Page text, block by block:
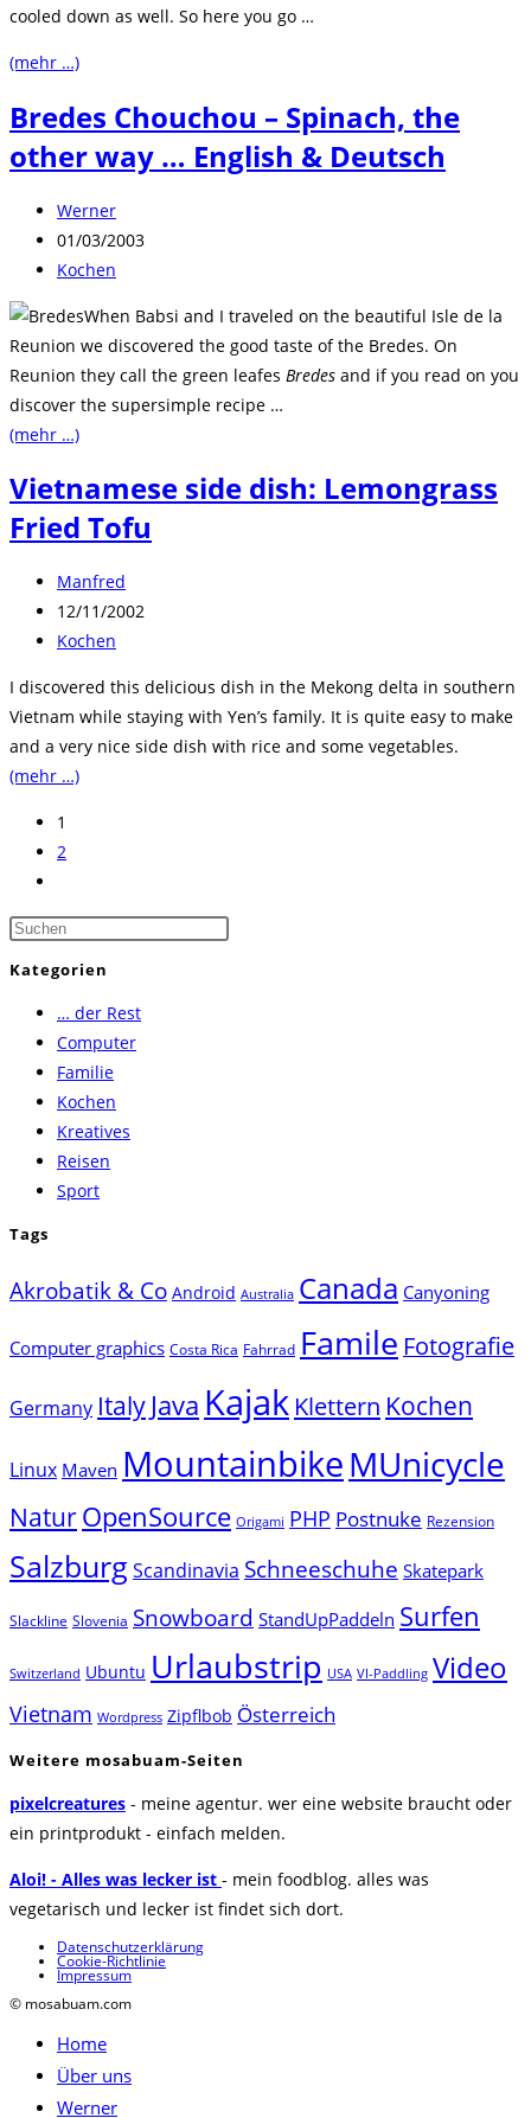
cooled down as well. So here you go …
(mehr …)
Bredes Chouchou – Spinach, the
other way … English & Deutsch
Beitrags-
Autor:
Werner
Beitrag
veröffentlicht:
01/03/2003
Beitrags-
Kochen
When Babsi and I traveled on the beautiful Isle de la
Reunion we discovered the good taste of the Bredes. On
Reunion they call the green leafes Bredes and if you read on you
discover the supersimple recipe …
(mehr …)
Vietnamese side dish: Lemongrass
Fried Tofu
Beitrags-
Autor:
Manfred
Beitrag
veröffentlicht:
12/11/2002
Beitrags-
Kochen
I discovered this delicious dish in the Mekong delta in southern
Vietnam while staying with Yen’s family. It is quite easy to make
and a very nice side dish with rice and some vegetables.
(mehr …)
1
2
Seite
Press
Kategorien
… der Rest
Computer
Familie
Kochen
Kreatives
Reisen
Sport
Tags
Akrobatik & Co Android Australia Canada Canyoning
Computer graphics Costa Rica Fahrrad Famile Fotografie
Germany Italy Java Kajak Klettern Kochen
Linux Maven MountainbikeMUnicycle
NaturOpenSource Origami PHP Postnuke Rezension
SalzburgScandinavia Schneeschuhe Skatepark
Slackline Slovenia Snowboard StandUpPaddeln Surfen
Switzerland Ubuntu Urlaubstrip USA VI-Paddling Video
Vietnam Wordpress Zipflbob Österreich
Weitere mosabuam-Seiten
pixelcreatures - meine agentur. wer eine website braucht oder
ein printprodukt - einfach melden.
Aloi! - Alles was lecker ist - mein foodblog. alles was
vegetarisch und lecker ist findet sich dort.
Datenschutzerklärung
Cookie-Richtlinie
Impressum
© mosabuam.com
Home
Über uns
Werner